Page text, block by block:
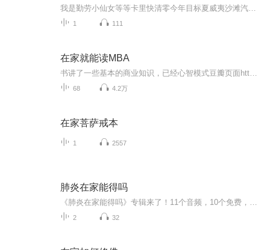
1 111
在家就能读MBA
68 4.2万
在家菩萨戒本
1 2557
肺炎在家能得吗
2 32